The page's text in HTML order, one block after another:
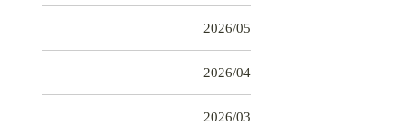
2026/05
2026/04
2026/03